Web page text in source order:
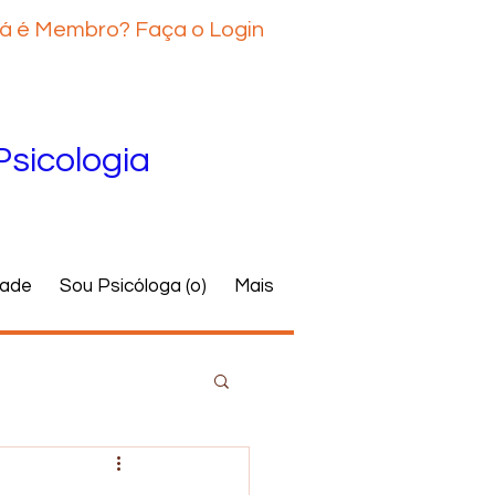
é Membro? Faça o Login
Sou Psicóloga (o) Mais